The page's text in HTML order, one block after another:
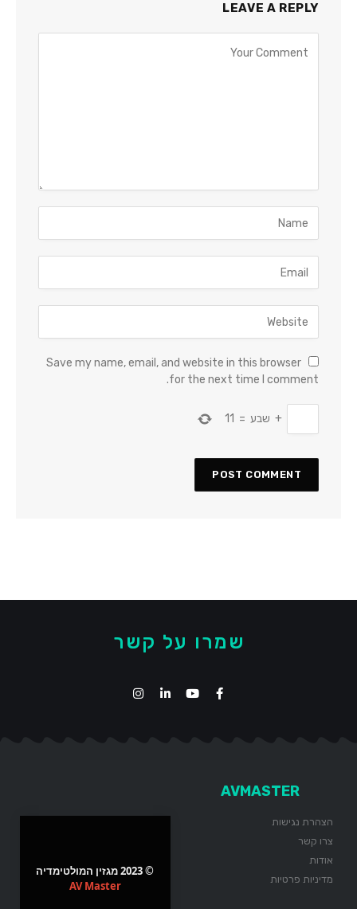
LEAVE A REPLY
Save my name, email, and website in this browser
for the next time I comment.
+ שבע =
11
שמרו על קשר
AVMASTER
הצהרת נגישות
צרו קשר
אודות
מדיניות פרטיות
© 2023 מגזין המולטימדיה
AV Master